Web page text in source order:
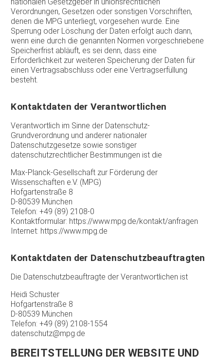
Verordnungen, Gesetzen oder sonstigen Vorschriften,
denen die MPG unterliegt, vorgesehen wurde. Eine
Sperrung oder Löschung der Daten erfolgt auch dann,
wenn eine durch die genannten Normen vorgeschriebene
Speicherfrist abläuft, es sei denn, dass eine
Erforderlichkeit zur weiteren Speicherung der Daten für
einen Vertragsabschluss oder eine Vertragserfüllung
besteht.
Kontaktdaten der Verantwortlichen
Verantwortlich im Sinne der Datenschutz-
Grundverordnung und anderer nationaler
Datenschutzgesetze sowie sonstiger
datenschutzrechtlicher Bestimmungen ist die
Max-Planck-Gesellschaft zur Förderung der
Wissenschaften e.V. (MPG)
Hofgartenstraße 8
D-80539 München
Telefon: +49 (89) 2108-0
Kontaktformular: https://www.mpg.de/kontakt/anfragen
Internet: https://www.mpg.de
Kontaktdaten der Datenschutzbeauftragten
Die Datenschutzbeauftragte der Verantwortlichen ist
Heidi Schuster
Hofgartenstraße 8
D-80539 München
Telefon: +49 (89) 2108-1554
datenschutz@mpg.de
BEREITSTELLUNG DER WEBSITE UND